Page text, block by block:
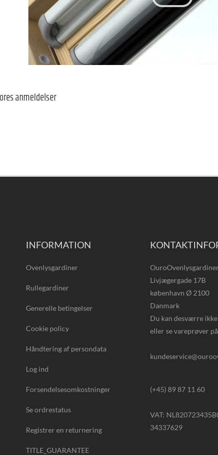
anmeldelser
INFORMATION
Ovenlysgardiner
Rullegardiner
Generelle betingelser
Cookie policy
Håndtering af persondata
Log ind
Forsendelsesomkostninger
Se ordrestatus
Registrer en returnering
TITLE_GUARANTEE
Livjægergade 17B
københavn Ø 2100
Danmark
Du kan desværre
eller se vareprøver
(+45) 89 87 11 60
VAT:
34337629